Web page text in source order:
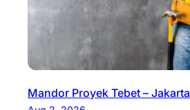
Mandor Proyek Tebet –